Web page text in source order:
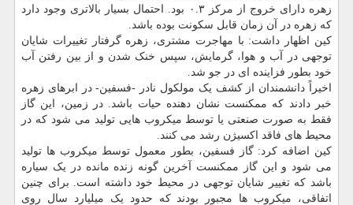
زهره دارای خروج از مرکز ۰.۳ بود. احتمال بسیار بالاتری وجود دارد
که زهره در آن زمان قابل سکونت بوده باشد.
کین اظهار داشت: با مهاجرت مشتری، زهره گرفتار تغییرات شایان
توجهی در آب و هوا، گرمایش، سپس خنک شدن و از بین رفتن آب
خود بطور فزاینده ای در جو شد.
اخیراً دانشمندان از کشف یک مولکول نادر -فسفین- در ابرهای زهره
خبر دادند که ممکنست نشان دهنده حیات باشد. در زمین، این گاز
فقط به صورت صنعتی یا توسط میکروب هایی تولید می شود که در
محیط های فاقد اکسیژن رشد می کنند.
کین اضافه کرد: گاز فسفین، بطور معمول توسط میکروب ها تولید
می شود و این گاز ممکنست آخرین گونه زنده مانده در یک سیاره
باشد که تغییر شایان توجهی در محیط خود داشته است. برای چنین
اتفاقی، میکروب ها مجبور بودند که حدود یک میلیارد سال روی